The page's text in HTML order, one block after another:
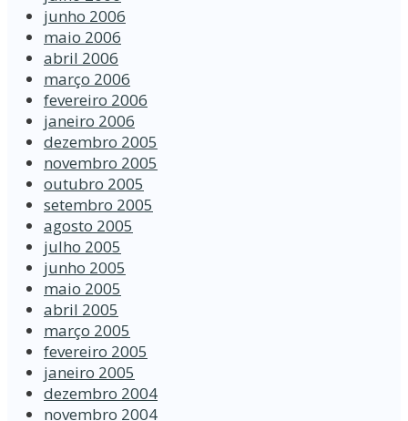
junho 2006
maio 2006
abril 2006
março 2006
fevereiro 2006
janeiro 2006
dezembro 2005
novembro 2005
outubro 2005
setembro 2005
agosto 2005
julho 2005
junho 2005
maio 2005
abril 2005
março 2005
fevereiro 2005
janeiro 2005
dezembro 2004
novembro 2004